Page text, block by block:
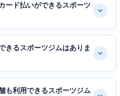
ード払いができるスポーツ
きるスポーツジムはありま
も利用できるスポーツジム